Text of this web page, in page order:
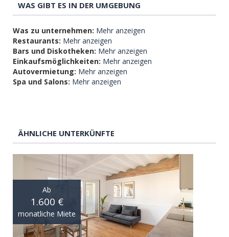
WAS GIBT ES IN DER UMGEBUNG
Was zu unternehmen: Mehr anzeigen
Restaurants: Mehr anzeigen
Bars und Diskotheken: Mehr anzeigen
Einkaufsmöglichkeiten: Mehr anzeigen
Autovermietung: Mehr anzeigen
Spa und Salons: Mehr anzeigen
ÄHNLICHE UNTERKÜNFTE
Ab
1.600 €
monatliche Miete